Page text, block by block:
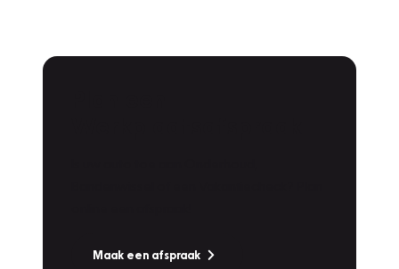
Maak een afspraak